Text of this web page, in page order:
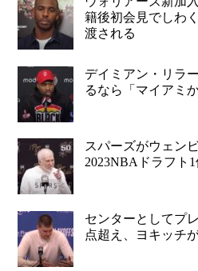
籍後初会見でしわ
渡される
デイミアン・リラ
るなら「マイアミ
スパーズがウェン
2023NBAドラフト
センターとしてプ
点超え、ヨキッチ